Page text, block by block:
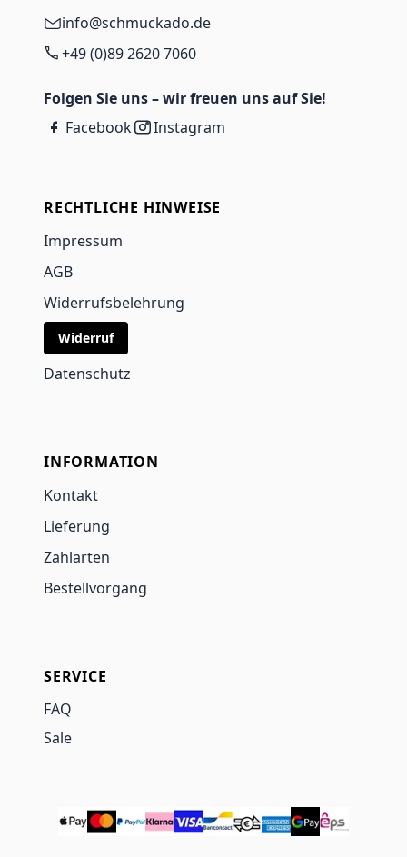
info@schmuckado.de
+49 (0)89 2620 7060
Folgen Sie uns – wir freuen uns auf Sie!
Facebook
Instagram
RECHTLICHE HINWEISE
Impressum
AGB
Widerrufsbelehrung
Widerruf
Datenschutz
INFORMATION
Kontakt
Lieferung
Zahlarten
Bestellvorgang
SERVICE
FAQ
Sale